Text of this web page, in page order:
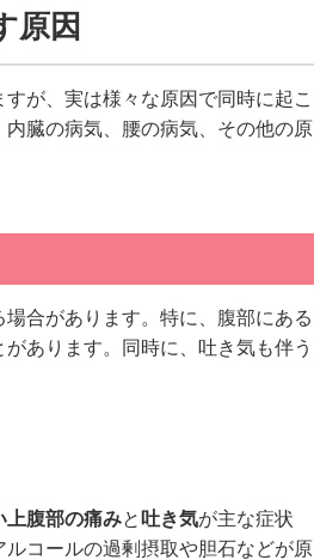
原因
が、実は様々な原因で同時に起こ
臓の病気、腰の病気、その他の原
合があります。特に、腹部にある
あります。同時に、吐き気も伴う
上腹部の痛みと 吐き気が主な症状
コールの過剰摂取や胆石などが原